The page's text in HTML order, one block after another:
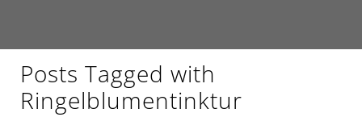
Posts Tagged with
Ringelblumentinktur